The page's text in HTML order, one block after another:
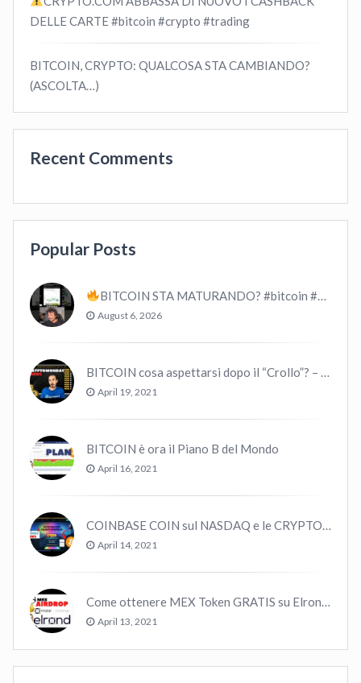
DELLE CARTE #bitcoin #crypto #trading
BITCOIN, CRYPTO: QUALCOSA STA CAMBIANDO?
(ASCOLTA…)
Recent Comments
Popular Posts
BITCOIN STA MATURANDO? #bitcoin #crypto #trading
August 6, 2026
BITCOIN cosa aspettarsi dopo il “Crollo”? – CryptoMonday NEWS w16/’21
April 19, 2021
BITCOIN è ora il Piano B del Mondo
April 16, 2021
COINBASE COIN sul NASDAQ e le CRYPTO volano!
April 14, 2021
Come ottenere MEX Token GRATIS su Elrond ?
April 13, 2021